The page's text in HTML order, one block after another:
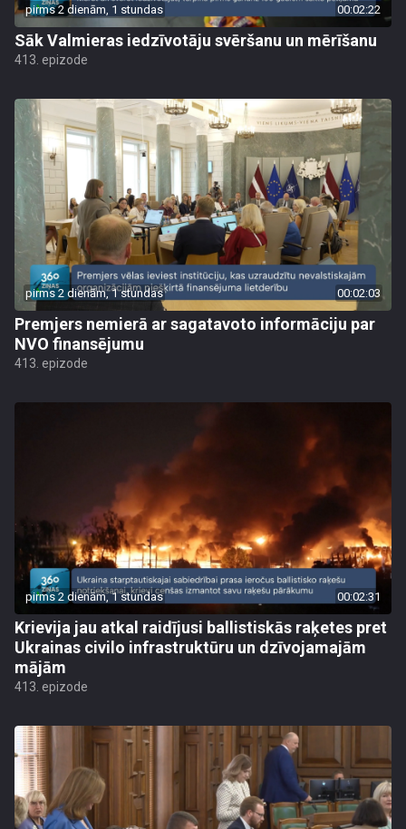
pirms 2 dienām, 1 stundas 00:02:22
Sāk Valmieras iedzīvotāju svēršanu un mērīšanu
413. epizode
pirms 2 dienām, 1 stundas 00:02:03
Premjers nemierā ar sagatavoto informāciju par
NVO finansējumu
413. epizode
pirms 2 dienām, 1 stundas 00:02:31
Krievija jau atkal raidījusi ballistiskās raķetes pret
Ukrainas civilo infrastruktūru un dzīvojamajām
mājām
413. epizode